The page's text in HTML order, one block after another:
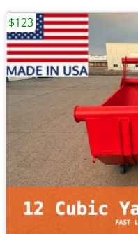
$123